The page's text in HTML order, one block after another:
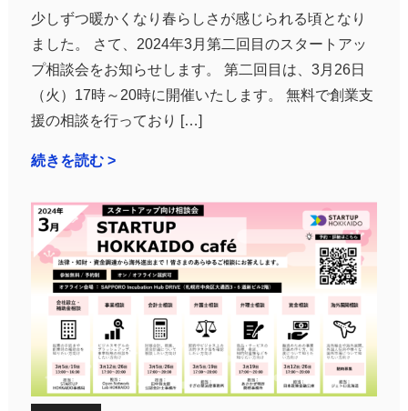
少しずつ暖かくなり春らしさが感じられる頃となり
ました。 さて、2024年3月第二回目のスタートアッ
プ相談会をお知らせします。 第二回目は、3月26日
（火）17時～20時に開催いたします。 無料で創業支
援の相談を行っており […]
続きを読む >